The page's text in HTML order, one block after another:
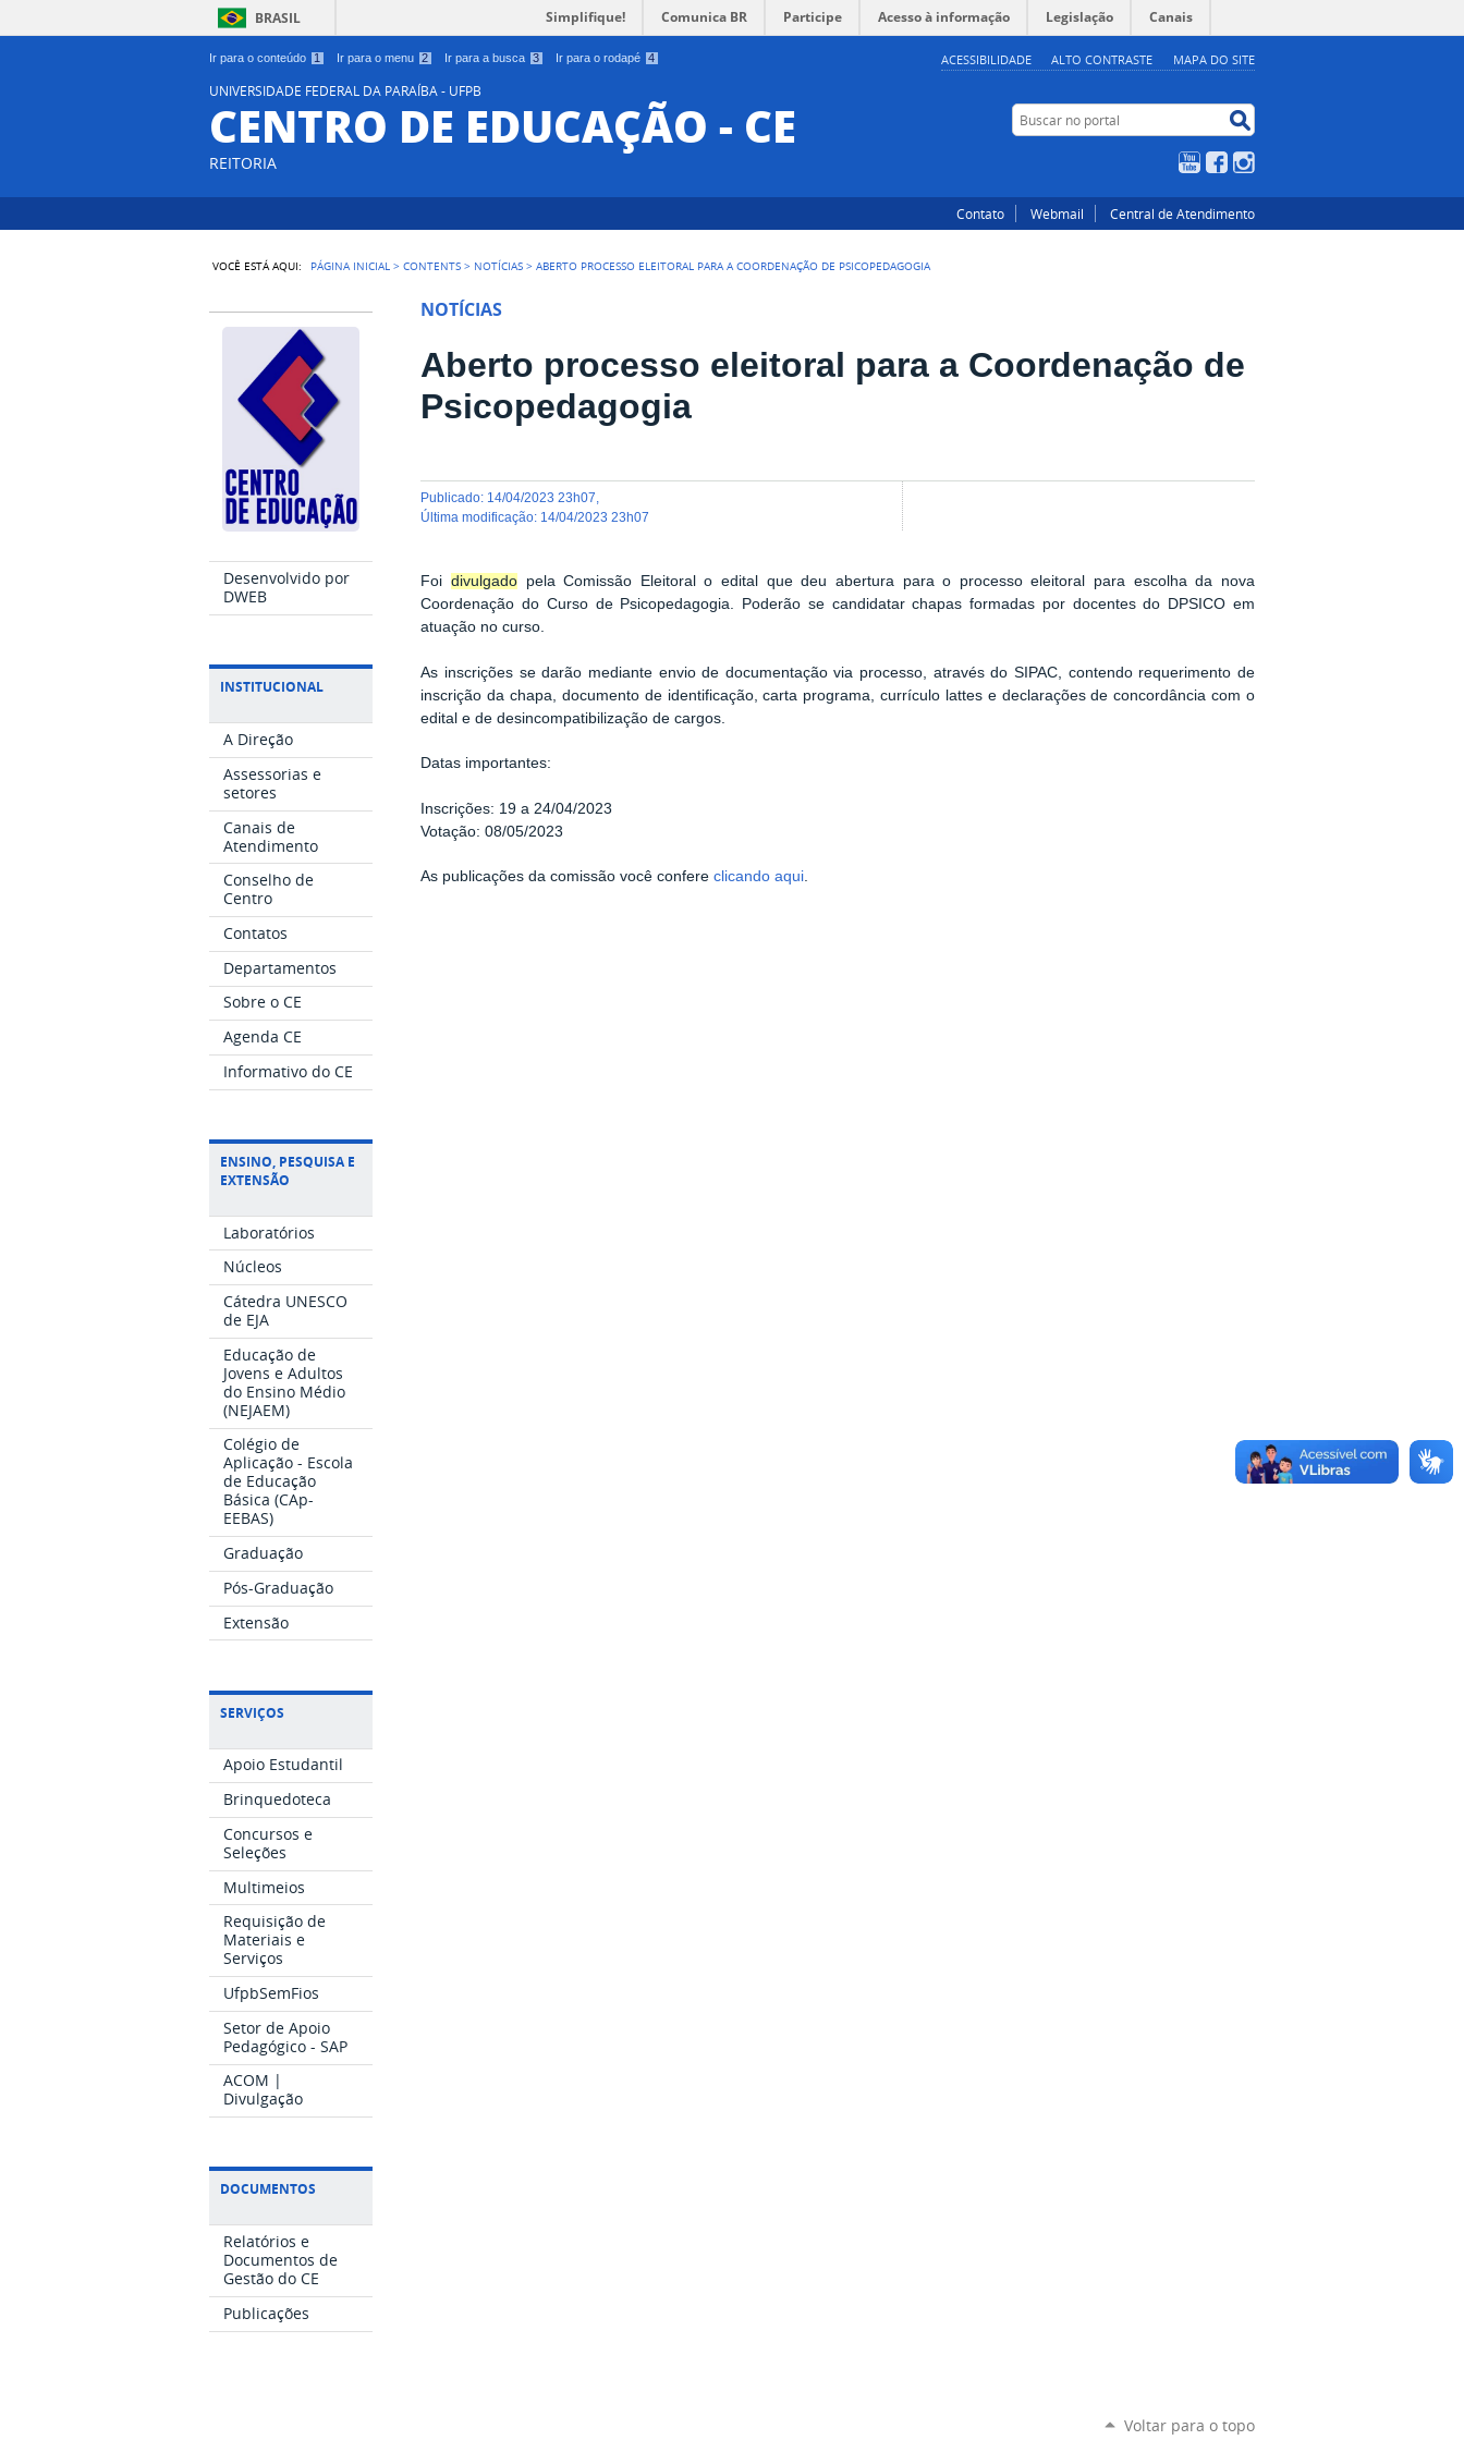
Ir para o conteúdo 1 Ir para o menu 2 Ir para a busca 3 Ir para o rodapé 4 ACESSIBILIDADE ALTO CONTRASTE MAPA DO SITE
BRASIL Simplifique! Comunica BR Participe Acesso à informação Legislação Canais
UNIVERSIDADE FEDERAL DA PARAÍBA - UFPB
CENTRO DE EDUCAÇÃO - CE
REITORIA
Buscar no portal
YouTubeFacebook
Contato Webmail Central de Atendimento
VOCÊ ESTÁ AQUI: PÁGINA INICIAL >CONTENTS > NOTÍCIAS >ABERTO PROCESSO ELEITORAL PARA A COORDENAÇÃO DE PSICOPEDAGOGIA
Desenvolvido por
DWEB
INSTITUCIONAL
A Direção
Assessorias e
setores
Canais de
Atendimento
Conselho de
Centro
Contatos
Departamentos
Sobre o CE
Agenda CE
Informativo do CE
ENSINO, PESQUISA E
EXTENSÃO
Laboratórios
Núcleos
Cátedra UNESCO
de EJA
Educação de
Jovens e Adultos
do Ensino Médio
(NEJAEM)
Colégio de
Aplicação - Escola
de Educação
Básica (CAp-
EEBAS)
Graduação
Pós-Graduação
Extensão
SERVIÇOS
Apoio Estudantil
Brinquedoteca
Concursos e
Seleções
Multimeios
Requisição de
Materiais e
Serviços
UfpbSemFios
Setor de Apoio
Pedagógico - SAP
ACOM |
Divulgação
DOCUMENTOS
Relatórios e
Documentos de
Gestão do CE
Publicações
NOTÍCIAS
Aberto processo eleitoral para a Coordenação de
Psicopedagogia
publicado: 14/04/2023 23h07
última modificação: 14/04/2023 23h07
Foi divulgadopela Comissão Eleitoral o edital que deu abertura para o processo eleitoral para escolha da nova
Coordenação do Curso de Psicopedagogia. Poderão se candidatar chapas formadas por docentes do DPSICO em
atuação no curso.
As inscrições se darão mediante envio de documentação via processo, através do SIPAC, contendo requerimento de
inscrição da chapa, documento de identificação, carta programa, currículo lattes e declarações de concordância com o
edital e de desincompatibilização de cargos.
Datas importantes:
Inscrições: 19 a 24/04/2023
Votação: 08/05/2023
As publicações da comissão você confereclicando aqui.
Voltar para o topo